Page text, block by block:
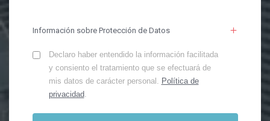
Información sobre Protección de Datos
Declaro haber entendido la información facilitada
y consiento el tratamiento que se efectuará de
mis datos de carácter personal. Política de
privacidad.